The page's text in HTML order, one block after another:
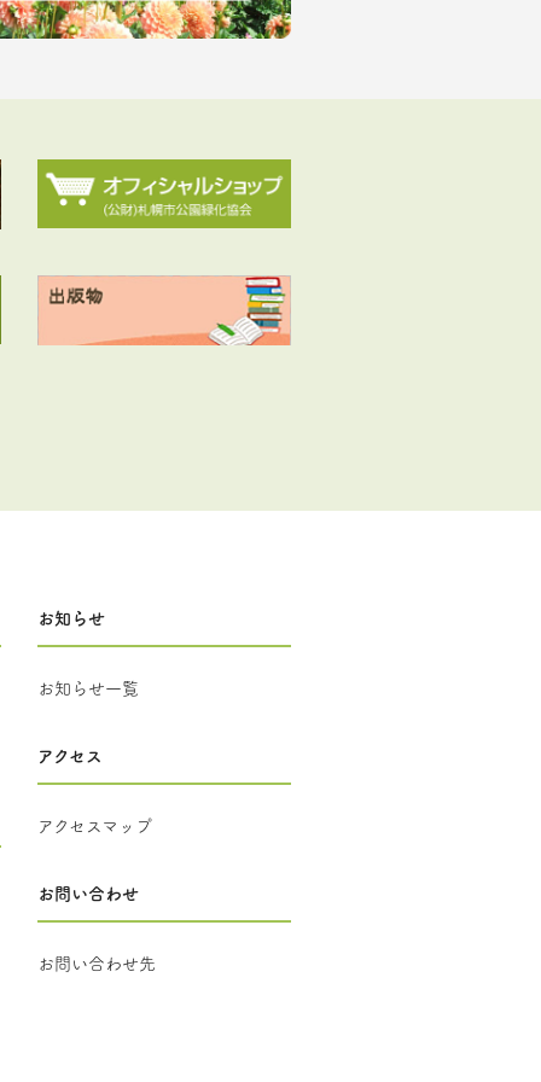
お知らせ
お知らせ一覧
アクセス
アクセスマップ
お問い合わせ
お問い合わせ先